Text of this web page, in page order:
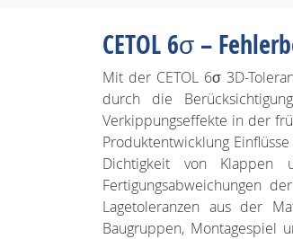
CETOL 6σ –
Mit der CETOL 6σ 3D-
durch die
Verkippungseffekte in der
Produktentwicklung
Dichtigkeit von Klappen
Fertigungsabweichungen
Lagetoleranzen aus der
Baugruppen, Montagespiel